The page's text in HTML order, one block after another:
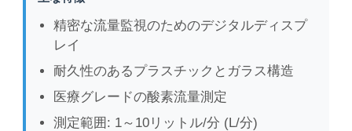
精密な流量監視のためのデジタルディスプ
レイ
耐久性のあるプラスチックとガラス構造
医療グレードの酸素流量測定
測定範囲: 1～10リットル/分 (L/分)